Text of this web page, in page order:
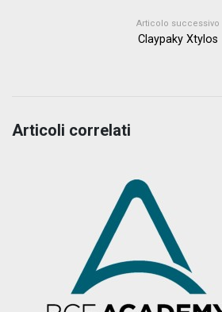
Articolo successivo
Claypaky Xtylos
Articoli correlati